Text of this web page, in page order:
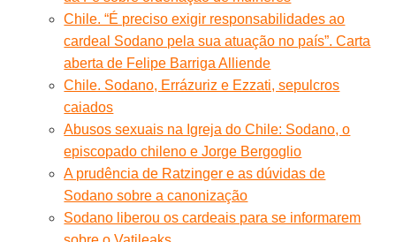
Chile. “É preciso exigir responsabilidades ao
cardeal Sodano pela sua atuação no país”. Carta
aberta de Felipe Barriga Alliende
Chile. Sodano, Errázuriz e Ezzati, sepulcros
caiados
Abusos sexuais na Igreja do Chile: Sodano, o
episcopado chileno e Jorge Bergoglio
A prudência de Ratzinger e as dúvidas de
Sodano sobre a canonização
Sodano liberou os cardeais para se informarem